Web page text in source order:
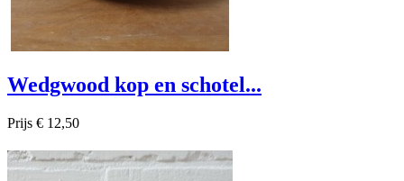
Wedgwood kop en schotel...
Prijs € 12,50